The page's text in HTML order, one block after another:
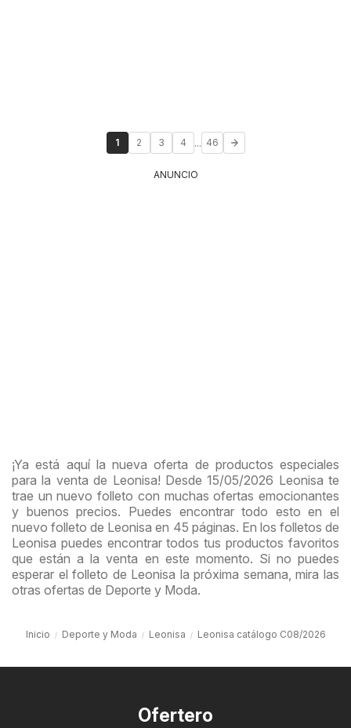
1 2 3 4 ... 46
ANUNCIO
¡Ya está aquí la nueva oferta de productos especiales
para la venta de Leonisa! Desde 15/05/2026 Leonisa te
trae un nuevo folleto con muchas ofertas emocionantes
y buenos precios. Puedes encontrar todo esto en el
nuevo folleto de Leonisa en 45 páginas. En los folletos de
Leonisa puedes encontrar todos tus productos favoritos
que están a la venta en este momento. Si no puedes
esperar el folleto de Leonisa la próxima semana, mira las
otras ofertas de Deporte y Moda.
Inicio Deporte y Moda Leonisa Leonisa catálogo C08/2026
Ofertero